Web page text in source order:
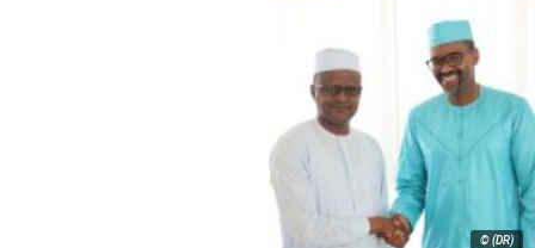
© (DR)